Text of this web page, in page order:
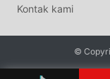
menikmati
MOD UNIK
Tradisional rpg
Kontak kami
©